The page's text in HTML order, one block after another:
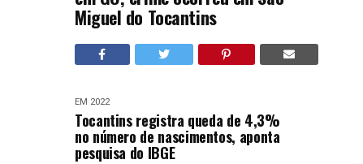
Miguel do Tocantins
EM 2022
Tocantins registra queda de 4,3%
no número de nascimentos, aponta
pesquisa do IBGE